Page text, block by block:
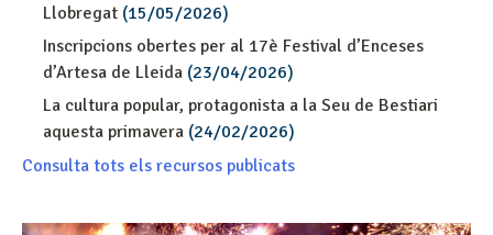
Llobregat (15/05/2026)
Inscripcions obertes per al 17è Festival d’Enceses
d’Artesa de Lleida (23/04/2026)
La cultura popular, protagonista a la Seu de Bestiari
aquesta primavera (24/02/2026)
Consulta tots els recursos publicats